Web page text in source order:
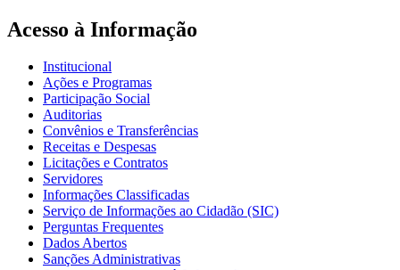
Acesso à Informação
Institucional
Ações e Programas
Participação Social
Auditorias
Convênios e Transferências
Receitas e Despesas
Licitações e Contratos
Servidores
Informações Classificadas
Serviço de Informações ao Cidadão (SIC)
Perguntas Frequentes
Dados Abertos
Sanções Administrativas